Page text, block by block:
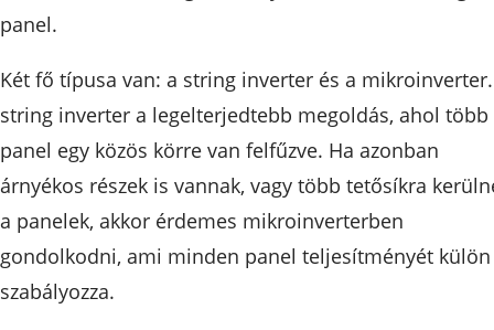
panel.
Két fő típusa van: a string inverter és a
string inverter a legelterjedtebb megoldás, ahol több
panel egy közös körre van felfűzve. Ha azonban
árnyékos részek is vannak, vagy több tetősíkra
a panelek, akkor érdemes mikroinverterben
gondolkodni, ami minden panel teljesítményét külön
szabályozza.